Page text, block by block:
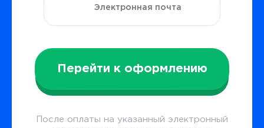
Перейти к оформлению
После оплаты на указанный электронный